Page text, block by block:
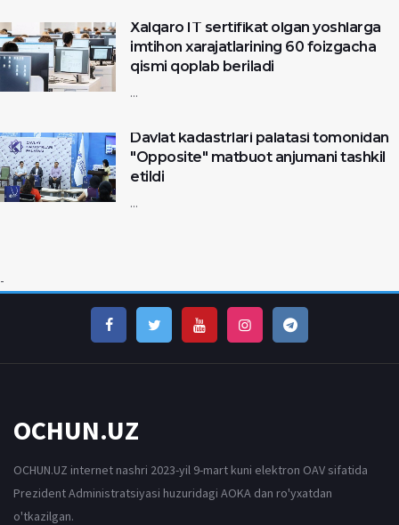
Xalqaro IT sertifikat olgan yoshlarga
imtihon xarajatlarining 60 foizgacha
qismi qoplab beriladi
...
Davlat kadastrlari palatasi tomonidan
"Opposite" matbuot anjumani tashkil
etildi
...
-
OCHUN.UZ
OCHUN.UZ internet nashri 2023-yil 9-mart kuni elektron OAV sifatida
Prezident Administratsiyasi huzuridagi AOKA dan ro'yxatdan
o'tkazilgan.